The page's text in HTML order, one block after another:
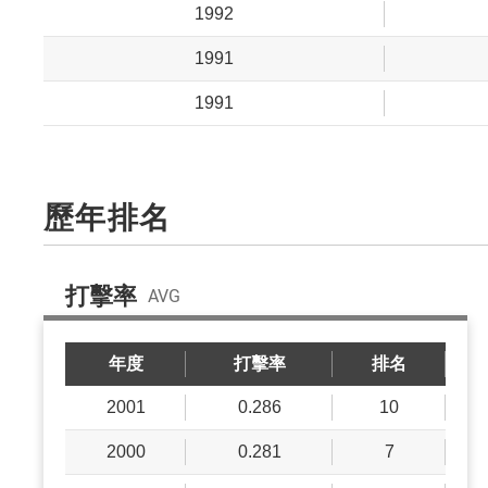
1992
1991
1991
歷年排名
打擊率 AVG
年度 打擊率 排名
2001 0.286 10
2000 0.281 7